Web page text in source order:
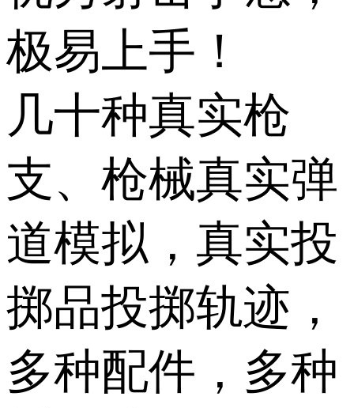
极易上手！
几十种真实枪
支、枪械真实弹
道模拟，真实投
掷品投掷轨迹，
多种配件，多种